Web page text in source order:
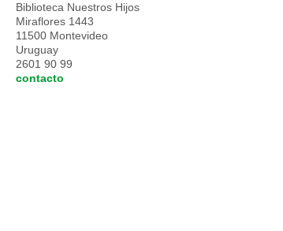
Biblioteca Nuestros Hijos
Miraflores 1443
11500 Montevideo
Uruguay
2601 90 99
contacto